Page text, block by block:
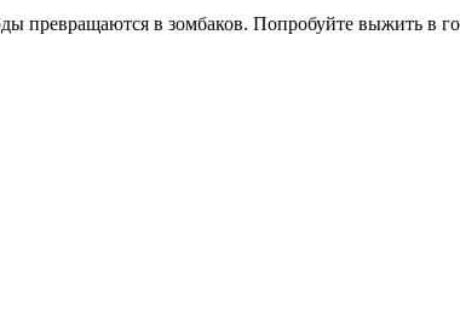
превращаются в зомбаков. Попробуйте выжить в